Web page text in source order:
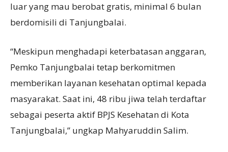
luar yang mau berobat gratis, minimal 6 bulan
berdomisili di Tanjungbalai.
“Meskipun menghadapi keterbatasan anggaran,
Pemko Tanjungbalai tetap berkomitmen
memberikan layanan kesehatan optimal kepada
masyarakat. Saat ini, 48 ribu jiwa telah terdaftar
sebagai peserta aktif BPJS Kesehatan di Kota
Tanjungbalai,” ungkap Mahyaruddin Salim.